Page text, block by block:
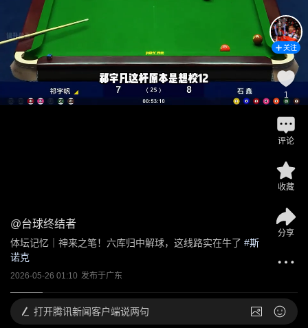
@台球终结者
体坛记忆｜神来之笔！六库归中解球，这线路实在牛了 #斯
诺克
2026-05-26 01:10 发布于广东
关注
1
评论
收藏
分享
打开腾讯新闻客户端说两句